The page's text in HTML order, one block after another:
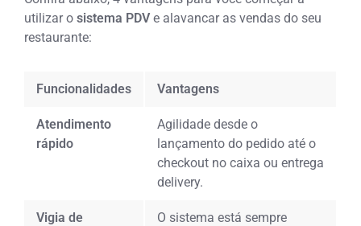
utilizar osistema PDVe alavancar as vendas do seu
restaurante:
Funcionalidades Vantagens
Atendimento
rápido
Agilidade desde o
lançamento do pedido até o
checkout no caixa ou entrega
delivery.
Vigia de
O sistema está sempre